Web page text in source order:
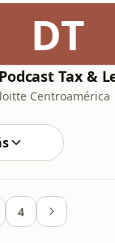
DT
Centroamérica
4